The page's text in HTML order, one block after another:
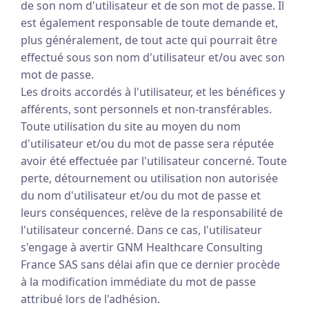
de son nom d'utilisateur et de son mot de passe. Il
est également responsable de toute demande et,
plus généralement, de tout acte qui pourrait être
effectué sous son nom d'utilisateur et/ou avec son
mot de passe.
Les droits accordés à l'utilisateur, et les bénéfices y
afférents, sont personnels et non-transférables.
Toute utilisation du site au moyen du nom
d'utilisateur et/ou du mot de passe sera réputée
avoir été effectuée par l'utilisateur concerné. Toute
perte, détournement ou utilisation non autorisée
du nom d'utilisateur et/ou du mot de passe et
leurs conséquences, relève de la responsabilité de
l'utilisateur concerné. Dans ce cas, l'utilisateur
s'engage à avertir GNM Healthcare Consulting
France SAS sans délai afin que ce dernier procède
à la modification immédiate du mot de passe
attribué lors de l'adhésion.